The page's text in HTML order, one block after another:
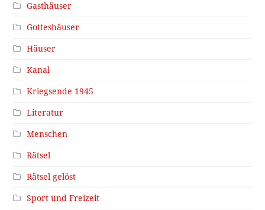
Gasthäuser
Gotteshäuser
Häuser
Kanal
Kriegsende 1945
Literatur
Menschen
Rätsel
Rätsel gelöst
Sport und Freizeit